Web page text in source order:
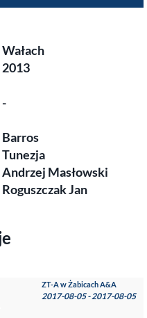
Wałach
2013
-
Barros
Tunezja
Andrzej Masłowski
Roguszczak Jan
ZT-A w Żabicach A&A
2017-08-05 - 2017-08-05